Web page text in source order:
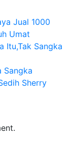
Jual 1000
Umat
Itu,Tak Sangka
Sangka
Sherry